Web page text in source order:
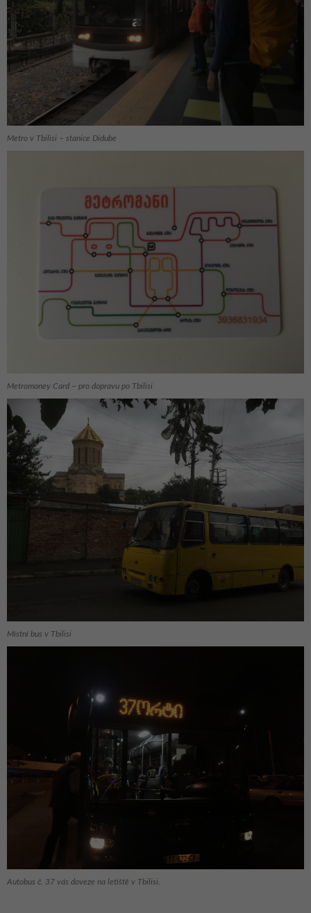
Metro v Tbilisi – stanice Didube
Metromoney Card – pro dopravu po Tbilisi
Místní bus v Tbilisi
Autobus č. 37 vás doveze na letiště v Tbilisi.